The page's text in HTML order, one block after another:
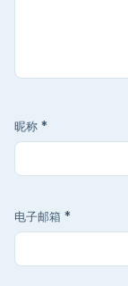
昵称 *
电子邮箱 *